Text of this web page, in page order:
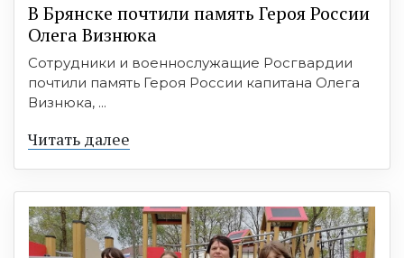
В Брянске почтили память Героя России
Олега Визнюка
Сотрудники и военнослужащие Росгвардии
почтили память Героя России капитана Олега
Визнюка, ...
Читать далее